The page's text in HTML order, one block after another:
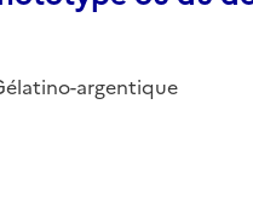
argentique